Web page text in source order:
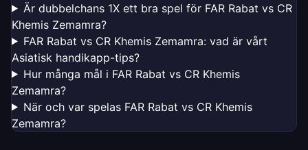
Är dubbelchans 1X ett bra spel för FAR Rabat vs CR
Khemis Zemamra?
FAR Rabat vs CR Khemis Zemamra: vad är vårt
Asiatisk handikapp-tips?
Hur många mål i FAR Rabat vs CR Khemis
Zemamra?
När och var spelas FAR Rabat vs CR Khemis
Zemamra?